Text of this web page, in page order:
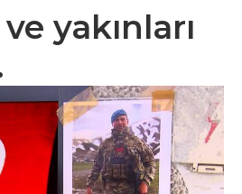
yakınları